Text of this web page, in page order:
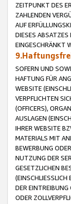
ZEITPUNKT DES
ZAHLENDEN
AUF
DIESES
EINGESCHRÄNKT
SOFERN UND
HAFTUNG FÜR
WEBSITE
VERPFLICHTEN
(OFFICERS),
AUSLAGEN
IHRER WEBSITE
MATERIALS MIT
BEWERBUNG
NUTZUNG DER
GESETZLICHEN
(EINSCHLIESSLICH
DER EINTREIBUNG
ODER